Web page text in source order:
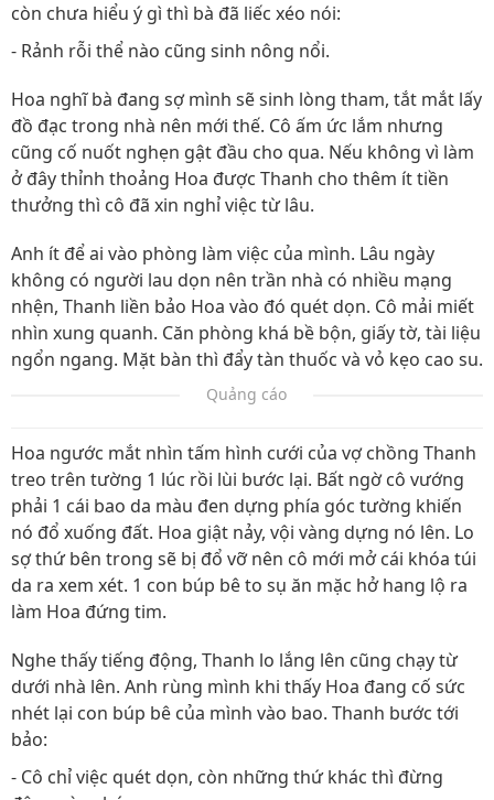
còn chưa hiểu ý gì thì bà đã liếc xéo nói:
- Rảnh rỗi thể nào cũng sinh nông nổi.
Hoa nghĩ bà đang sợ mình sẽ sinh lòng tham, tắt mắt lấy
đồ đạc trong nhà nên mới thế. Cô ấm ức lắm nhưng
cũng cố nuốt nghẹn gật đầu cho qua. Nếu không vì làm
ở đây thỉnh thoảng Hoa được Thanh cho thêm ít tiền
thưởng thì cô đã xin nghỉ việc từ lâu.
Anh ít để ai vào phòng làm việc của mình. Lâu ngày
không có người lau dọn nên trần nhà có nhiều mạng
nhện, Thanh liền bảo Hoa vào đó quét dọn. Cô mải miết
nhìn xung quanh. Căn phòng khá bề bộn, giấy tờ, tài liệu
ngổn ngang. Mặt bàn thì đẩy tàn thuốc và vỏ kẹo cao su.
Quảng cáo
Hoa ngước mắt nhìn tấm hình cưới của vợ chồng Thanh
treo trên tường 1 lúc rồi lùi bước lại. Bất ngờ cô vướng
phải 1 cái bao da màu đen dựng phía góc tường khiến
nó đổ xuống đất. Hoa giật nảy, vội vàng dựng nó lên. Lo
sợ thứ bên trong sẽ bị đổ vỡ nên cô mới mở cái khóa túi
da ra xem xét. 1 con búp bê to sụ ăn mặc hở hang lộ ra
làm Hoa đứng tim.
Nghe thấy tiếng động, Thanh lo lắng lên cũng chạy từ
dưới nhà lên. Anh rùng mình khi thấy Hoa đang cố sức
nhét lại con búp bê của mình vào bao. Thanh bước tới
bảo:
- Cô chỉ việc quét dọn, còn những thứ khác thì đừng